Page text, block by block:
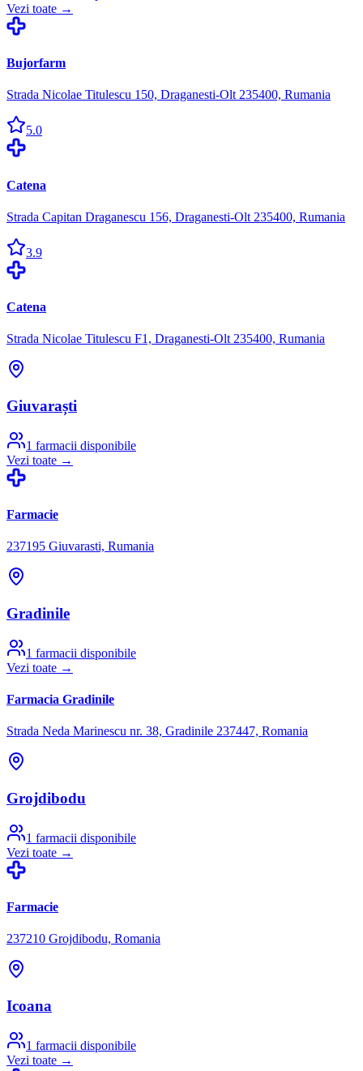
Vezi toate →
Bujorfarm
Strada Nicolae Titulescu 150, Draganesti-Olt 235400, Rumania
5.0
Catena
Strada Capitan Draganescu 156, Draganesti-Olt 235400, Rumania
3.9
Catena
Strada Nicolae Titulescu F1, Draganesti-Olt 235400, Rumania
Giuvaraști
1 farmacii disponibile
Vezi toate →
Farmacie
237195 Giuvarasti, Rumania
Gradinile
1 farmacii disponibile
Vezi toate →
Farmacia Gradinile
Strada Neda Marinescu nr. 38, Gradinile 237447, Romania
Grojdibodu
1 farmacii disponibile
Vezi toate →
Farmacie
237210 Grojdibodu, Romania
Icoana
1 farmacii disponibile
Vezi toate →